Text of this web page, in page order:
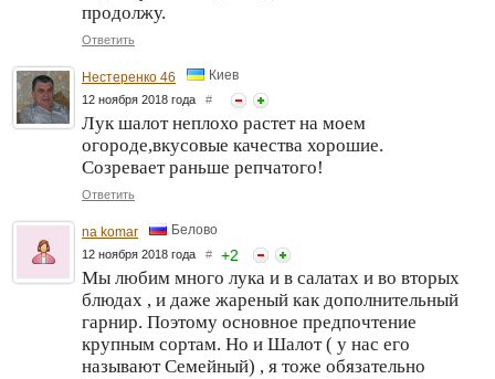
продолжу.
Ответить
Нестеренко 46 Киев
12 ноября 2018 года #
Лук шалот неплохо растет на моем
огороде,вкусовые качества хорошие.
Созревает раньше репчатого!
Ответить
na komar Белово
12 ноября 2018 года # +2
Мы любим много лука и в салатах и во вторых
блюдах , и даже жареный как дополнительный
гарнир. Поэтому основное предпочтение
крупным сортам. Но и Шалот ( у нас его
называют Семейный) , я тоже обязательно